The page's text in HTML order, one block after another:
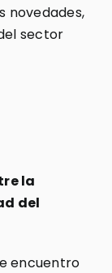
novedades,
sector
la
del
encuentro